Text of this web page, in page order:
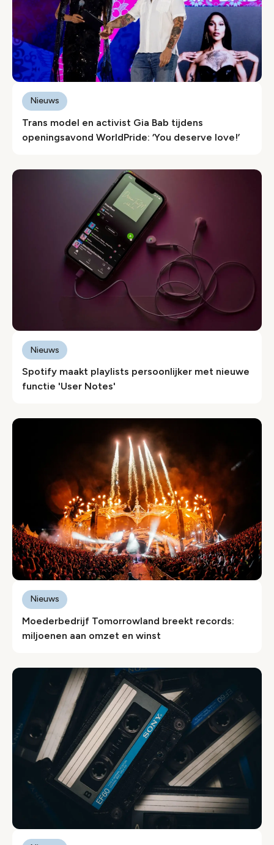
Trans model en activist Gia Bab tijdens
openingsavond WorldPride: ‘You deserve love!’
Nieuws
Spotify maakt playlists persoonlijker met nieuwe
functie 'User Notes'
Nieuws
Moederbedrijf Tomorrowland breekt records:
miljoenen aan omzet en winst
Nieuws